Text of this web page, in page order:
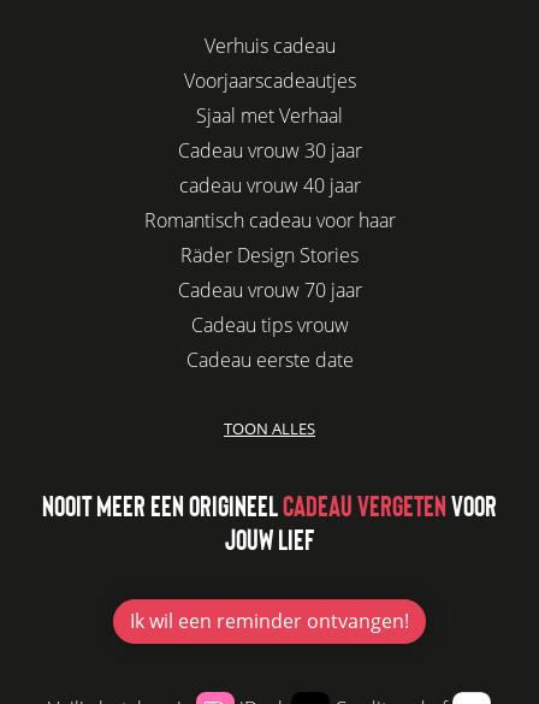
Verhuis cadeau
Voorjaarscadeautjes
Sjaal met Verhaal
Cadeau vrouw 30 jaar
cadeau vrouw 40 jaar
Romantisch cadeau voor haar
Räder Design Stories
Cadeau vrouw 70 jaar
Cadeau tips vrouw
Cadeau eerste date
Leuke kadootjes
Azur
Kaars cadeau geven
Jubileum cadeau
Cadeau idee vriendin
Origineel cadeau voor vriendin
TOON ALLES
NOOIT MEER EEN ORIGINEELCADEAU VERGETENVOOR
JOUW LIEF
Ik wil een reminder ontvangen!